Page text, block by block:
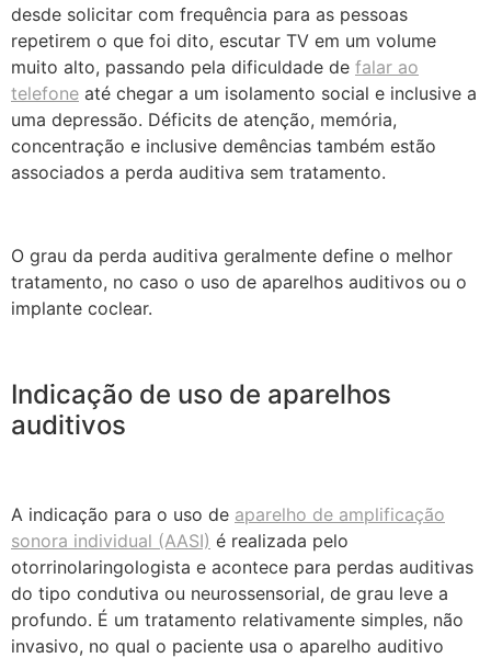
desde solicitar com frequência para as pessoas
repetirem o que foi dito, escutar TV em um volume
muito alto, passando pela dificuldade de falar ao
telefone até chegar a um isolamento social e inclusive a
uma depressão. Déficits de atenção, memória,
concentração e inclusive demências também estão
associados a perda auditiva sem tratamento.
O grau da perda auditiva geralmente define o melhor
tratamento, no caso o uso de aparelhos auditivos ou o
implante coclear.
Indicação de uso de aparelhos
auditivos
A indicação para o uso de aparelho de amplificação
sonora individual (AASI) é realizada pelo
otorrinolaringologista e acontece para perdas auditivas
do tipo condutiva ou neurossensorial, de grau leve a
profundo. É um tratamento relativamente simples, não
invasivo, no qual o paciente usa o aparelho auditivo